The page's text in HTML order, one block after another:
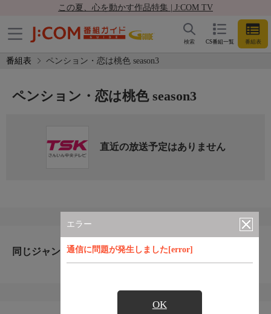
この夏、心を動かす作品特集 | J:COM TV
CS番組一覧 番組表
検索
番組表 ペンション・恋は桃色 season3
エラー
通信に問題が発生しました[error]
OK
ペンション・恋は桃色 season3
直近の放送予定はありません
同じジャンルのおすすめ番組